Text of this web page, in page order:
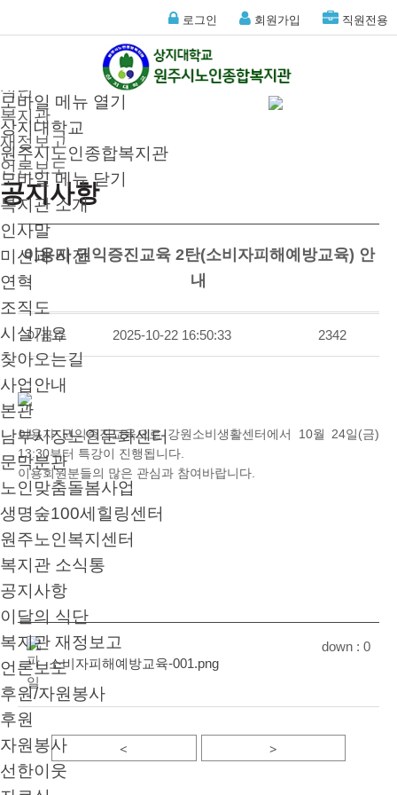
로그인 회원가입 직원전용
모바일 메뉴 열기
상지대학교
원주시노인종합복지관
모바일 메뉴 닫기
복지관 소개
인사말
미션과 비전
연혁
조직도
시설개요
찾아오는길
사업안내
본관
남부시장노인문화센터
문막분관
노인맞춤돌봄사업
생명숲100세힐링센터
원주노인복지센터
복지관 소식통
공지사항
이달의 식단
복지관 재정보고
언론보도
후원/자원봉사
후원
자원봉사
선한이웃
공지사항
식단
복지관
재정보고
언론보도
공지사항
이용자 권익증진교육 2탄(소비자피해예방교육) 안
내
이금주 2025-10-22 16:50:33 2342
이용자 권익증진교육으로 강원소비생활센터에서 10월 24일(금)
13:30부터 특강이 진행됩니다.
이용회원분들의 많은 관심과 참여바랍니다.
소비자피해예방교육-001.png
down : 0
< >